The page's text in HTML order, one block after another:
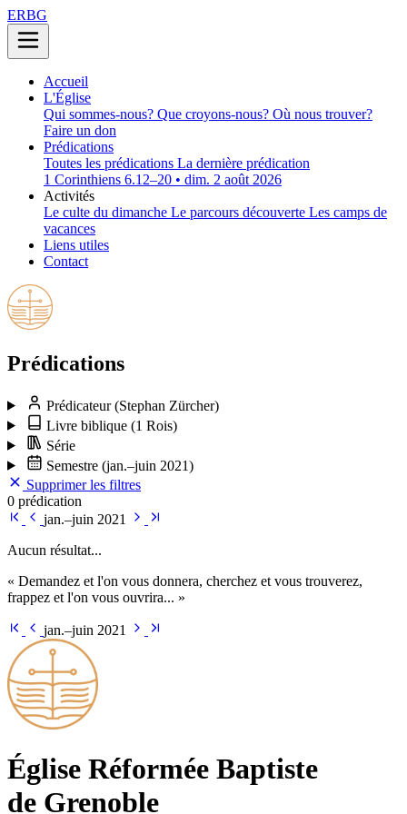
ERBG
Accueil
L'Église
Qui sommes-nous? Que croyons-nous? Où nous trouver?
Faire un don
Prédications
Toutes les prédications La dernière prédication
1 Corinthiens 6.12–20 • dim. 2 août 2026
Activités
Le culte du dimanche Le parcours découverte Les camps de
vacances
Liens utiles
Contact
Prédications
Prédicateur(Stephan Zürcher)
Livre biblique (1 Rois)
Série
Semestre (jan.–juin 2021)
Supprimer les filtres
0 prédication
jan.–juin 2021
Aucun résultat...
« Demandez et l'on vous donnera, cherchez et vous trouverez,
frappez et l'on vous ouvrira... »
jan.–juin 2021
Église Ré­for­mée Bap­tiste
de Grenoble